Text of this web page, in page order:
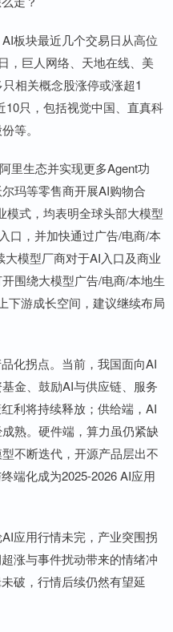
块最近几个交易日从高位
，巨人网络、天地在线、美
相关概念股涨停或涨超1
只，包括视觉中国、直真科
等。
生态并实现更多Agent功
玛等零售商开展AI购物合
模式，均表明全球头部大模型
口，并加快通过广告/电商/本
模型厂商对于AI入口及商业
围绕大模型广告/电商/本地生
下游成长空间，建议继续布局
拐点。当前，我国面向AI
金、鼓励AI与供应链、服务
利将持续释放；供给端，AI
熟。硬件端，算力虽仍紧缺
不断迭代，开源产品层出不
端化成为2025-2026 AI应用
用行情未完，产业突围拐
涨与事件扰动带来的情绪冲
破，行情后续仍然有望延